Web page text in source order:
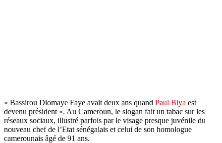
« Bassirou Diomaye Faye avait deux ans quand Paul Biya est
devenu président ». Au Cameroun, le slogan fait un tabac sur les
réseaux sociaux, illustré parfois par le visage presque juvénile du
nouveau chef de l’Etat sénégalais et celui de son homologue
camerounais âgé de 91 ans.